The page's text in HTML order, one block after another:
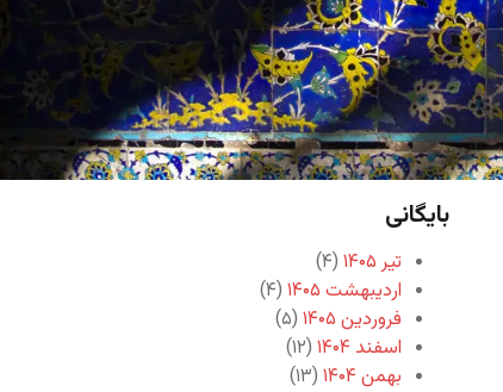
بایگانی
تیر ۱۴۰۵
(۴)
اردیبهشت ۱۴۰۵
(۴)
فروردین ۱۴۰۵
(۵)
اسفند ۱۴۰۴
(۱۲)
بهمن ۱۴۰۴
(۱۳)